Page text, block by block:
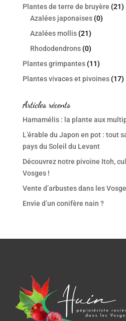
Plantes de terre de bruyère (21)
Azalées japonaises (0)
Azalées mollis (21)
Rhododendrons (0)
Plantes grimpantes (11)
Plantes vivaces et pivoines (17)
Articles récents
Hamamélis : la plante aux
L’érable du Japon en pot : tout
pays du Soleil du Levant
Découvrez notre pivoine Itoh,
Vosges !
Vente d’arbustes dans les
Envie d’un conifère nain ?